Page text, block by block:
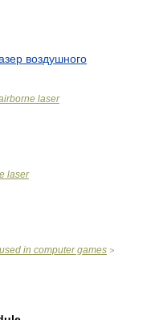
воздушного
laser
laser
in computer games >